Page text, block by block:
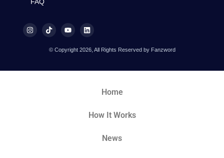
© Copyright 2026, All Rights Reserved by Fanzword
Home
How It Works
News